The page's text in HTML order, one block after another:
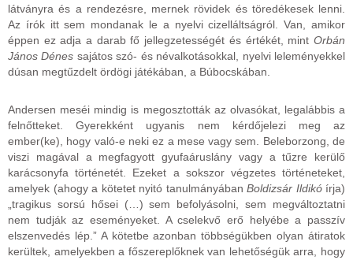
látványra és a rendezésre, mernek rövidek és töredékesek lenni.
Az írók itt sem mondanak le a nyelvi cizelláltságról. Van, amikor
éppen ez adja a darab fő jellegzetességét és értékét, mint Orbán
János Dénes sajátos szó- és névalkotásokkal, nyelvi leleményekkel
dúsan megtűzdelt ördögi játékában, a Búbocskában.
Andersen meséi mindig is megosztották az olvasókat, legalábbis a
felnőtteket. Gyerekként ugyanis nem kérdőjelezi meg az
ember(ke), hogy való-e neki ez a mese vagy sem. Beleborzong, de
viszi magával a megfagyott gyufaáruslány vagy a tűzre kerülő
karácsonyfa történetét. Ezeket a sokszor végzetes történeteket,
amelyek (ahogy a kötetet nyitó tanulmányában Boldizsár Ildikóírja)
„tragikus sorsú hősei (…) sem befolyásolni, sem megváltoztatni
nem tudják az eseményeket. A cselekvő erő helyébe a passzív
elszenvedés lép.” A kötetbe azonban többségükben olyan átiratok
kerültek, amelyekben a főszereplőknek van lehetőségük arra, hogy